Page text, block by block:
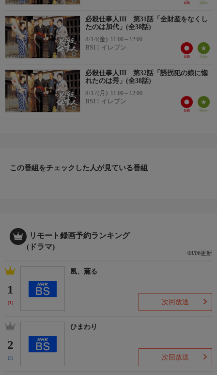
必殺仕事人III 第31話「全財産をなくし
たのは加代」(全38話)
8/14(金) 11:00～12:00
BS11 イレブン
必殺仕事人III 第32話「誘拐犯の娘に惚
れたのは秀」(全38話)
8/17(月) 11:00～12:00
BS11 イレブン
この番組をチェックした人が見ている番組
リモート録画予約ランキング
(ドラマ)
08/06更新
1
(1)
風、薫る
次回放送
2
(2)
ひまわり
次回放送